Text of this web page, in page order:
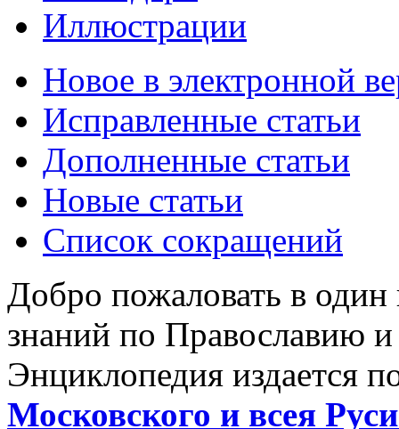
Иллюстрации
Новое в электронной
Исправленные статьи
Дополненные статьи
Новые статьи
Список сокращений
Добро пожаловать в
знаний по Православию
Энциклопедия издается
Московского и всея